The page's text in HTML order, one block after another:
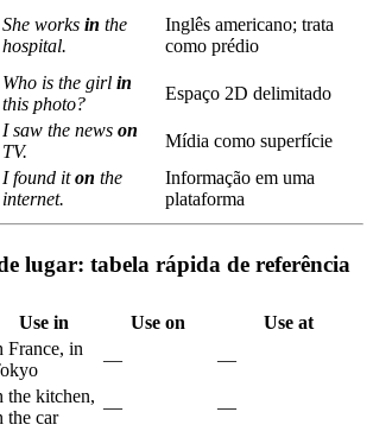
She works in the
hospital.
Inglês americano; trata
como prédio
Who is the girl in
this photo?
Espaço 2D delimitado
I saw the news on
TV.
Mídia como superfície
I found iton the
internet.
Informação em uma
plataforma
lugar: tabela rápida de referência
Use in Use on Use at
France, in
—
—
the kitchen,
the car
—
—